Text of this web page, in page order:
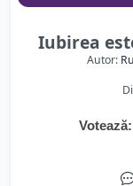
Iubirea
Autor:
Votează: